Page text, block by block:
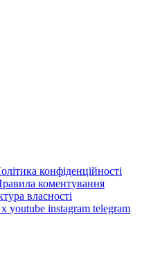
конфіденційності
коментування
власності
x youtube instagram telegram